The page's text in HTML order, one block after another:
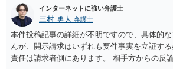
インターネットに強い弁護士
三村 勇人 弁護士
本件投稿記事の詳細が不明ですので、具体的
んが、開示請求はいずれも要件事実を立証す
責任は請求者側にあります。 相手方からの反